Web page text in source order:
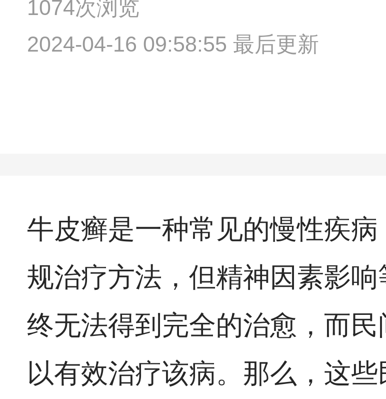
1074次浏览
2024-04-16 09:58:55 最后更新
牛皮癣是一种常见的慢性疾
规治疗方法，但精神因素影
终无法得到完全的治愈，而
以有效治疗该病。那么，这